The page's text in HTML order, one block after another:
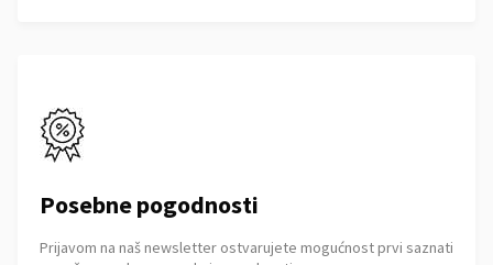
Posebne pogodnosti
Prijavom na naš newsletter ostvarujete mogućnost prvi saznati